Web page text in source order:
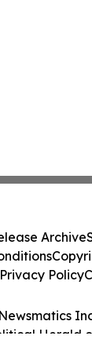
Herald
Archive
Privacy Policy